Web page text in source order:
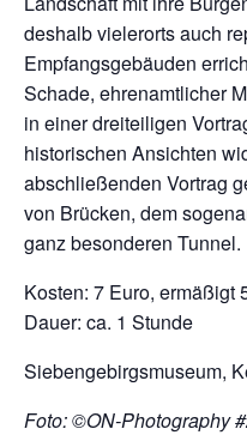
deshalb vielerorts auch
Empfangsgebäuden
Schade, ehrenamtlicher
in einer dreiteiligen
historischen Ansichten
abschließenden Vortrag
von Brücken, dem
ganz besonderen Tunnel.
Kosten: 7 Euro, ermäßigt
Dauer: ca. 1 Stunde
Siebengebirgsmuseum,
Foto: ©ON-Photography